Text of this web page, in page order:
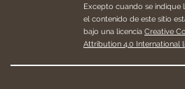
Excepto cuando se indique
el contenido de este sitio
bajo una licencia Creative
Attribution 4.0 International